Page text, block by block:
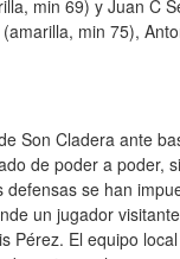
min 69) y Juan C
min 75),
Son Cladera ante
de poder a poder,
se han
un jugador
Pérez. El equipo